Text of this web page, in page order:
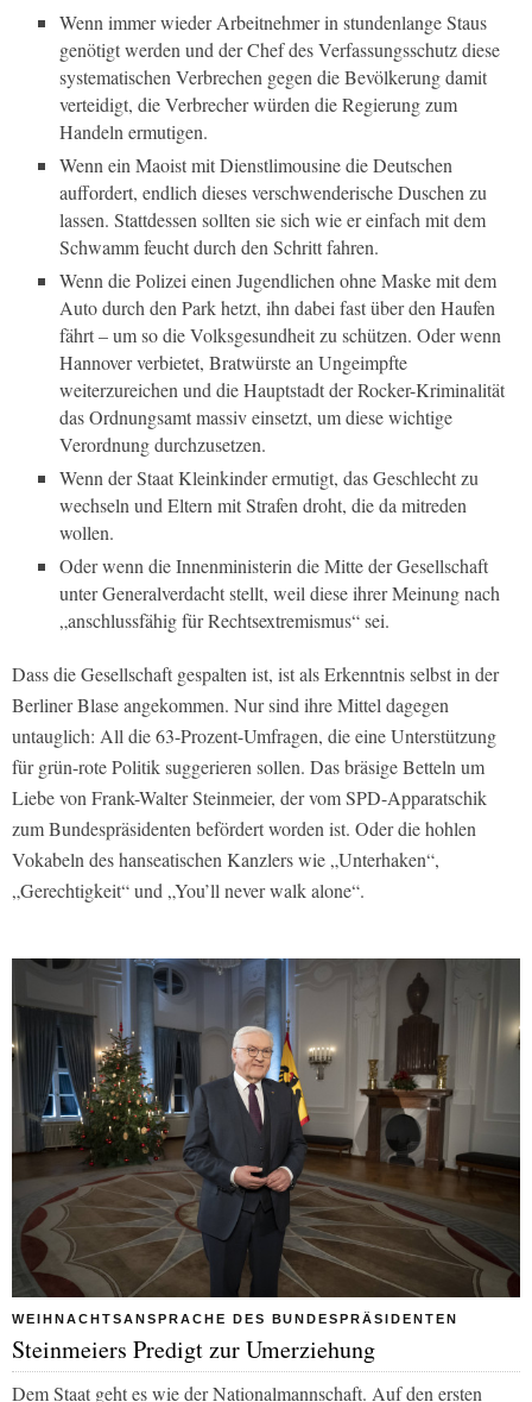
Wenn immer wieder Arbeitnehmer in stundenlange Staus
genötigt werden und der Chef des Verfassungsschutz diese
systematischen Verbrechen gegen die Bevölkerung damit
verteidigt, die Verbrecher würden die Regierung zum
Handeln ermutigen.
Wenn ein Maoist mit Dienstlimousine die Deutschen
auffordert, endlich dieses verschwenderische Duschen zu
lassen. Stattdessen sollten sie sich wie er einfach mit dem
Schwamm feucht durch den Schritt fahren.
Wenn die Polizei einen Jugendlichen ohne Maske mit dem
Auto durch den Park hetzt, ihn dabei fast über den Haufen
fährt – um so die Volksgesundheit zu schützen. Oder wenn
Hannover verbietet, Bratwürste an Ungeimpfte
weiterzureichen und die Hauptstadt der Rocker-Kriminalität
das Ordnungsamt massiv einsetzt, um diese wichtige
Verordnung durchzusetzen.
Wenn der Staat Kleinkinder ermutigt, das Geschlecht zu
wechseln und Eltern mit Strafen droht, die da mitreden
wollen.
Oder wenn die Innenministerin die Mitte der Gesellschaft
unter Generalverdacht stellt, weil diese ihrer Meinung nach
„anschlussfähig für Rechtsextremismus“ sei.
Dass die Gesellschaft gespalten ist, ist als Erkenntnis selbst in der
Berliner Blase angekommen. Nur sind ihre Mittel dagegen
untauglich: All die 63-Prozent-Umfragen, die eine Unterstützung
für grün-rote Politik suggerieren sollen. Das bräsige Betteln um
Liebe von Frank-Walter Steinmeier, der vom SPD-Apparatschik
zum Bundespräsidenten befördert worden ist. Oder die hohlen
Vokabeln des hanseatischen Kanzlers wie „Unterhaken“,
„Gerechtigkeit“ und „You’ll never walk alone“.
WEIHNACHTSANSPRACHE DES BUNDESPRÄSIDENTEN
Steinmeiers Predigt zur Umerziehung
Dem Staat geht es wie der Nationalmannschaft. Auf den ersten